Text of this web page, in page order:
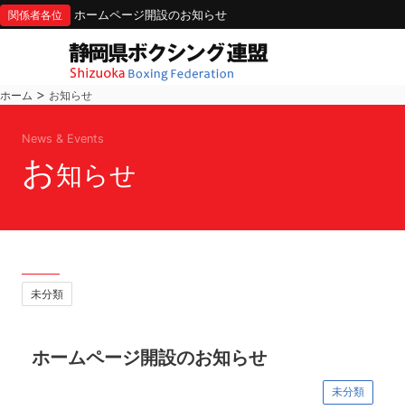
関係者各位 ホームページ開設のお知らせ
ホーム > お知らせ
News & Events
お知らせ
未分類
ホームページ開設のお知らせ
未分類